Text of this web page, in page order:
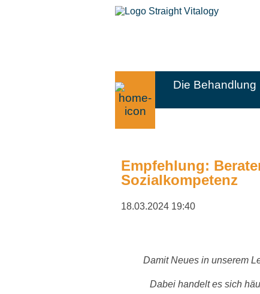
Die Behandlung
Empfehlung:
Sozialkompetenz
18.03.2024 19:40
Damit Neues in unserem
Dabei handelt es sich